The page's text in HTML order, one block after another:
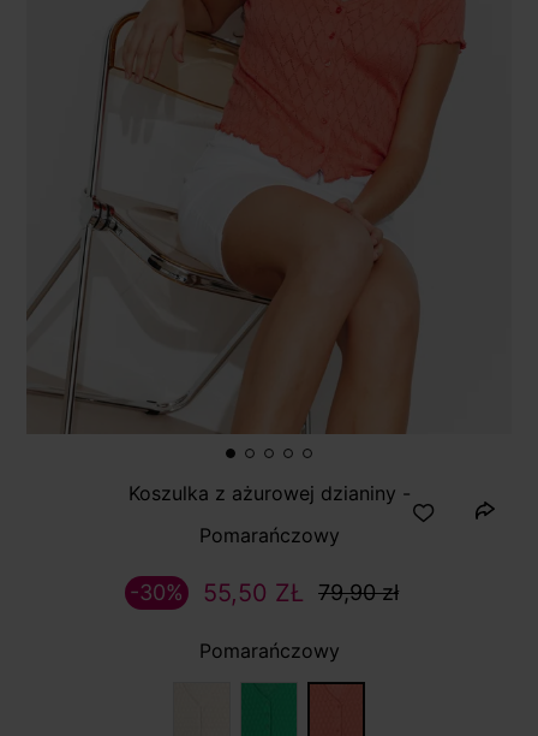
Koszulka z ażurowej dzianiny -
Pomarańczowy
55,50 ZŁ 79,90 zł
-30%
Pomarańczowy